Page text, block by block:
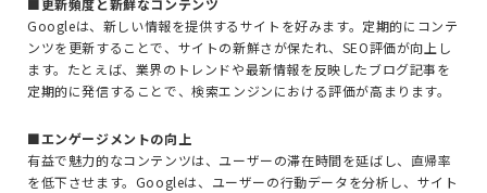
■更新頻度と新鮮なコンテンツ
Googleは、新しい情報を提供するサイトを好みます。定期的にコンテ
ンツを更新することで、サイトの新鮮さが保たれ、SEO評価が向上し
ます。たとえば、業界のトレンドや最新情報を反映したブログ記事を
定期的に発信することで、検索エンジンにおける評価が高まります。
■エンゲージメントの向上
有益で魅力的なコンテンツは、ユーザーの滞在時間を延ばし、直帰率
を低下させます。Googleは、ユーザーの行動データを分析し、サイト